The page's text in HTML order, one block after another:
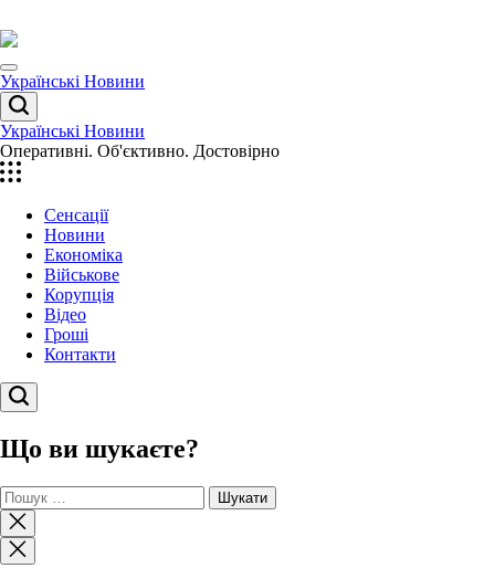
до
вмісту
Menu
Українські Новини
Пошук
Українські Новини
Оперативні. Об'єктивно. Достовірно
Сенсації
Новини
Економіка
Військове
Корупція
Відео
Гроші
Контакти
Пошук
Що ви шукаєте?
Пошук:
Закрити
пошук